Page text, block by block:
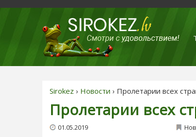
Sirokez › Новости › Пролетарии всех
Пролетарии всех
01.05.2019